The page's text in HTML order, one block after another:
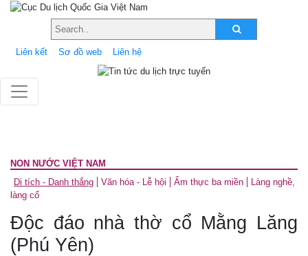
Liên kết Sơ đồ web Liên hệ
NON NƯỚC VIỆT NAM
Di tích - Danh thắng
Văn hóa - Lễ hội Ẩm thực ba miền
Làng nghề,
làng cổ
Độc đáo nhà thờ cổ Mằng Lăng
(Phú Yên)